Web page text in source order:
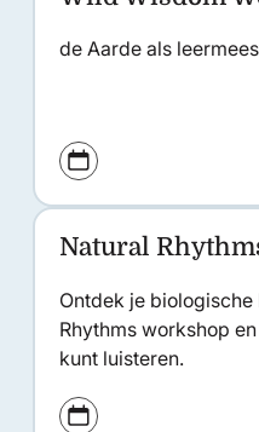
de Aarde als
Inspirerend &
Natural
Ontdek je
Rhythms workshop
kunt luisteren.